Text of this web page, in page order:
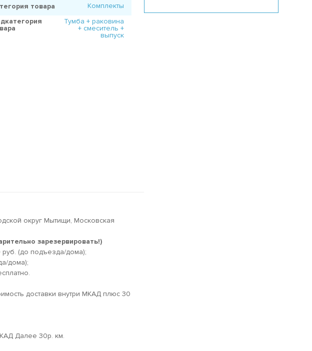
товара
Комплекты
Тумба + раковина
+ смеситель +
выпуск
округ Мытищи, Московская
зарезервировать!)
руб. (до подъезда/дома);
дома);
доставки внутри МКАД плюс 30
Далее 30р. км.